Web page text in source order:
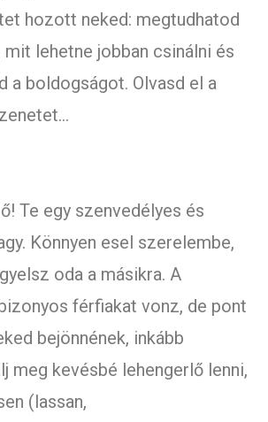
hozott neked: megtudhatod
lehetne jobban csinálni és
a boldogságot. Olvasd el a
Te egy szenvedélyes és
Könnyen esel szerelembe,
oda a másikra. A
férfiakat vonz, de pont
bejönnének, inkább
meg kevésbé lehengerlő lenni,
(lassan,